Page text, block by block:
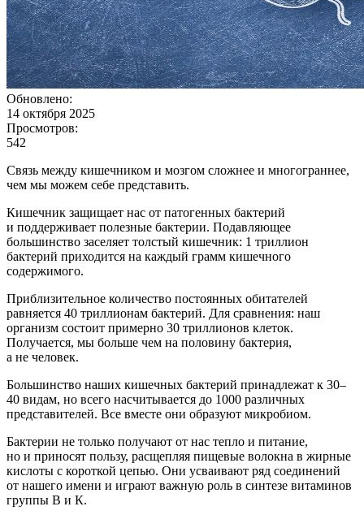
Обновлено:
14 октября 2025
Просмотров:
542
Связь между кишечником и мозгом сложнее и многограннее,
чем мы можем себе представить.
Кишечник защищает нас от патогенных бактерий
и поддерживает полезные бактерии. Подавляющее
большинство заселяет толстый кишечник: 1 триллион
бактерий приходится на каждый грамм кишечного
содержимого.
Приблизительное количество постоянных обитателей
равняется 40 триллионам бактерий. Для сравнения: наш
организм состоит примерно 30 триллионов клеток.
Получается, мы больше чем на половину бактерия,
а не человек.
Большинство наших кишечных бактерий принадлежат к 30–
40 видам, но всего насчитывается до 1000 различных
представителей. Все вместе они образуют микробиом.
Бактерии не только получают от нас тепло и питание,
но и приносят пользу, расщепляя пищевые волокна в жирные
кислоты с короткой цепью. Они усваивают ряд соединений
от нашего имени и играют важную роль в синтезе витаминов
группы В и К.